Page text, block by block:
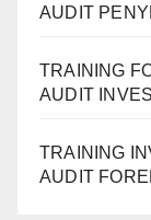
AUDIT
TRAINING
AUDIT
TRAINING
AUDIT